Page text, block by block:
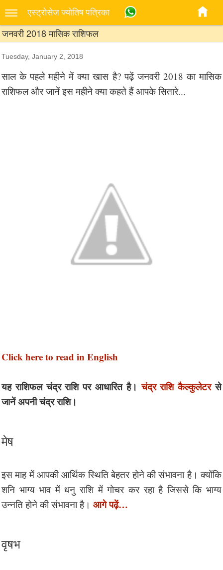
एस्‍ट्रोसेज ज्‍योतिष पत्रिका
जनवरी 2018 मासिक राशिफल
Tuesday, January 2, 2018
साल के पहले महीने में क्या खास है? पढ़ें जनवरी 2018 का मासिक
राशिफल और जानें इस महीने क्या कहते हैं आपके सितारे...
Click here to read in English
यह राशिफल चंद्र राशि पर आधारित है।चंद्र राशि कैल्कुलेटरसे
जानें अपनी चंद्र राशि।
मेष
इस माह में आपकी आर्थिक स्थिति बेहतर होने की संभावना है। क्योंकि
शनि भाग्य भाव में धनु राशि में गोचर कर रहा है जिससे कि भाग्य
उन्नति होने की संभावना है। आगे पढ़ें…
वृषभ